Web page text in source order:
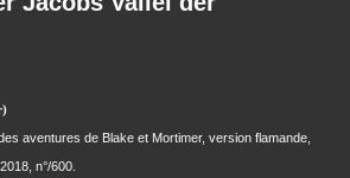
aventures de Blake et Mortimer, version flamande,
n°/600.